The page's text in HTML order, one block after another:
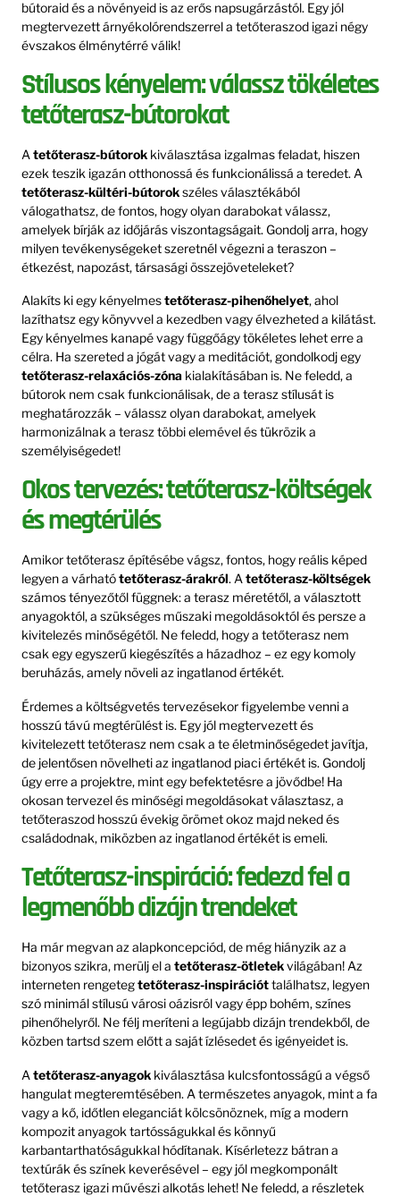
bútoraid és a növényeid is az erős napsugárzástól. Egy jól
megtervezett árnyékolórendszerrel a tetőteraszod igazi négy
évszakos élménytérré válik!
Stílusos kényelem: válassz tökéletes
tetőterasz-bútorokat
Atetőterasz-bútorok kiválasztása izgalmas feladat, hiszen
ezek teszik igazán otthonossá és funkcionálissá a teredet. A
tetőterasz-kültéri-bútorokszéles választékából
válogathatsz, de fontos, hogy olyan darabokat válassz,
amelyek bírják az időjárás viszontagságait. Gondolj arra, hogy
milyen tevékenységeket szeretnél végezni a teraszon –
étkezést, napozást, társasági összejöveteleket?
Alakíts ki egy kényelmestetőterasz-pihenőhelyet, ahol
lazíthatsz egy könyvvel a kezedben vagy élvezheted a kilátást.
Egy kényelmes kanapé vagy függőágy tökéletes lehet erre a
célra. Ha szereted a jógát vagy a meditációt, gondolkodj egy
tetőterasz-relaxációs-zóna kialakításában is. Ne feledd, a
bútorok nem csak funkcionálisak, de a terasz stílusát is
meghatározzák – válassz olyan darabokat, amelyek
harmonizálnak a terasz többi elemével és tükrözik a
személyiségedet!
Okos tervezés: tetőterasz-költségek
és megtérülés
Amikor tetőterasz építésébe vágsz, fontos, hogy reális képed
legyen a várhatótetőterasz-árakról. Atetőterasz-költségek
számos tényezőtől függnek: a terasz méretétől, a választott
anyagoktól, a szükséges műszaki megoldásoktól és persze a
kivitelezés minőségétől. Ne feledd, hogy a tetőterasz nem
csak egy egyszerű kiegészítés a házadhoz – ez egy komoly
beruházás, amely növeli az ingatlanod értékét.
Érdemes a költségvetés tervezésekor figyelembe venni a
hosszú távú megtérülést is. Egy jól megtervezett és
kivitelezett tetőterasz nem csak a te életminőségedet javítja,
de jelentősen növelheti az ingatlanod piaci értékét is. Gondolj
úgy erre a projektre, mint egy befektetésre a jövődbe! Ha
okosan tervezel és minőségi megoldásokat választasz, a
tetőteraszod hosszú évekig örömet okoz majd neked és
családodnak, miközben az ingatlanod értékét is emeli.
Tetőterasz-inspiráció: fedezd fel a
legmenőbb dizájn trendeket
Ha már megvan az alapkoncepciód, de még hiányzik az a
bizonyos szikra, merülj el a tetőterasz-ötletekvilágában! Az
interneten rengetegtetőterasz-inspirációttalálhatsz, legyen
szó minimál stílusú városi oázisról vagy épp bohém, színes
pihenőhelyről. Ne félj meríteni a legújabb dizájn trendekből, de
közben tartsd szem előtt a saját ízlésedet és igényeidet is.
Atetőterasz-anyagok kiválasztása kulcsfontosságú a végső
hangulat megteremtésében. A természetes anyagok, mint a fa
vagy a kő, időtlen eleganciát kölcsönöznek, míg a modern
kompozit anyagok tartósságukkal és könnyű
karbantarthatóságukkal hódítanak. Kísérletezz bátran a
textúrák és színek keverésével – egy jól megkomponált
tetőterasz igazi művészi alkotás lehet! Ne feledd, a részletek